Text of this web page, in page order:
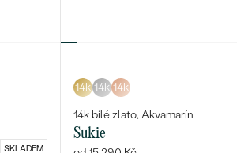
SKLADEM
14k 14k 14k
14k bílé zlato, Akvamarín
Sukie